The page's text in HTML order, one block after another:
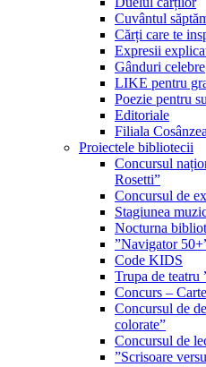
Cuvântul
Cărți care te
Expresii
Gânduri celebre
LIKE pentru
Poezie pentru
Editoriale
Filiala
Proiectele bibliotecii
Concursul
Rosetti”
Concursul de
Stagiunea
Nocturna
”Navigator
Code KIDS
Trupa de teatru
Concurs –
Concursul de
colorate”
Concursul de
”Scrisoare